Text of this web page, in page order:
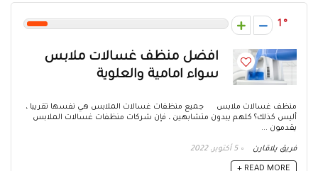
1
افضل منظف غسالات ملابس
سواء امامية والعلوية
منظف غسالات ملابس جميع منظفات غسالات الملابس هي نفسها تقريبا ،
أليس كذلك؟ كلهم يبدون متشابهين ، فإن شركات منظفات غسالات الملابس
يقدمون ...
فريق يلاقارن 5 أكتوبر، 2022